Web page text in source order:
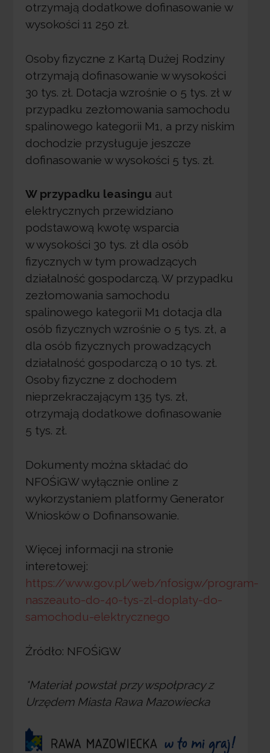
otrzymają dodatkowe dofinasowanie w
wysokości 11 250 zł.
Osoby fizyczne z Kartą Dużej Rodziny
otrzymają dofinasowanie w wysokości
30 tys. zł. Dotacja wzrośnie o 5 tys. zł w
przypadku zezłomowania samochodu
spalinowego kategorii M1, a przy niskim
dochodzie przysługuje jeszcze
dofinasowanie w wysokości 5 tys. zł.
W przypadku leasingu aut
elektrycznych przewidziano
podstawową kwotę wsparcia
w wysokości 30 tys. zł dla osób
fizycznych w tym prowadzących
działalność gospodarczą. W przypadku
zezłomowania samochodu
spalinowego kategorii M1 dotacja dla
osób fizycznych wzrośnie o 5 tys. zł, a
dla osób fizycznych prowadzących
działalność gospodarczą o 10 tys. zł.
Osoby fizyczne z dochodem
nieprzekraczającym 135 tys. zł,
otrzymają dodatkowe dofinasowanie
5 tys. zł.
Dokumenty można składać do
NFOŚiGW wyłącznie online z
wykorzystaniem platformy Generator
Wniosków o Dofinansowanie.
Więcej informacji na stronie
interetowej:
https://www.gov.pl/web/nfosigw/program-
naszeauto-do-40-tys-zl-doplaty-do-
samochodu-elektrycznego
Źródło: NFOŚiGW
*Materiał powstał przy wspołpracy z
Urzędem Miasta Rawa Mazowiecka